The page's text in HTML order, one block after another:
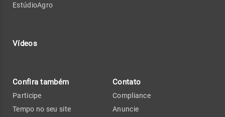
EstúdioAgro
Vídeos
Confira também
Participe
Tempo no seu site
Contato
Compliance
Anuncie